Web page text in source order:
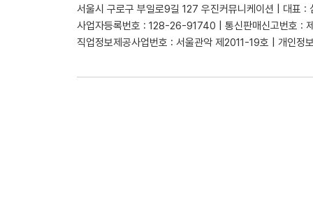
서울시 구로구 부일로9길 127 우진커뮤니케이션 | 대표 :
사업자등록번호 : 128-26-91740 | 통신판매신고번호 :
직업정보제공사업번호 : 서울관악 제2011-19호 | 개인정